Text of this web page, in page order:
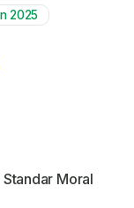
2025
Moral